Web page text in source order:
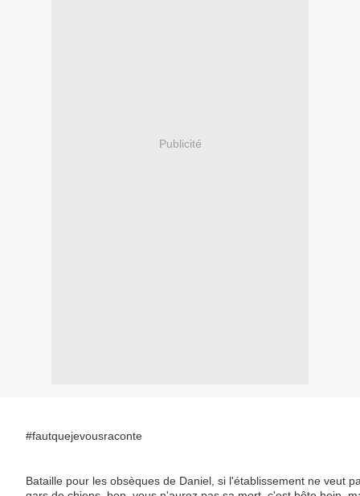
Publicité
#fautquejevousraconte
Bataille pour les obsèques de Daniel, si l'établissement ne veut